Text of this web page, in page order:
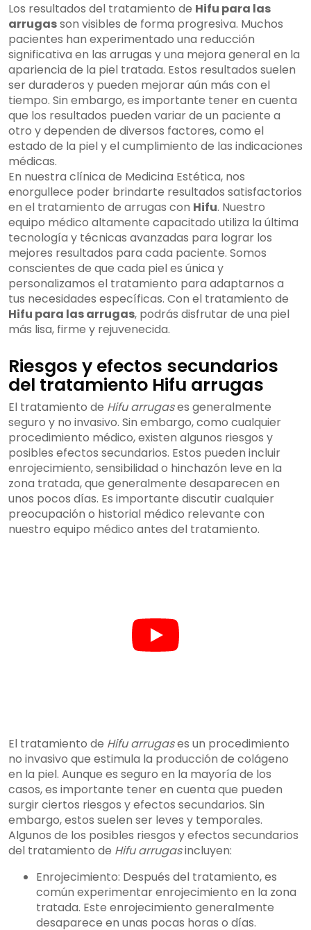
Los resultados del tratamiento de Hifu para las
arrugasson visibles de forma progresiva. Muchos
pacientes han experimentado una reducción
significativa en las arrugas y una mejora general en la
apariencia de la piel tratada. Estos resultados suelen
ser duraderos y pueden mejorar aún más con el
tiempo. Sin embargo, es importante tener en cuenta
que los resultados pueden variar de un paciente a
otro y dependen de diversos factores, como el
estado de la piel y el cumplimiento de las indicaciones
médicas.
En nuestra clínica de Medicina Estética, nos
enorgullece poder brindarte resultados satisfactorios
en el tratamiento de arrugas con Hifu. Nuestro
equipo médico altamente capacitado utiliza la última
tecnología y técnicas avanzadas para lograr los
mejores resultados para cada paciente. Somos
conscientes de que cada piel es única y
personalizamos el tratamiento para adaptarnos a
tus necesidades específicas. Con el tratamiento de
Hifu para las arrugas, podrás disfrutar de una piel
más lisa, firme y rejuvenecida.
Riesgos y efectos secundarios
del tratamiento Hifu arrugas
El tratamiento de Hifu arrugases generalmente
seguro y no invasivo. Sin embargo, como cualquier
procedimiento médico, existen algunos riesgos y
posibles efectos secundarios. Estos pueden incluir
enrojecimiento, sensibilidad o hinchazón leve en la
zona tratada, que generalmente desaparecen en
unos pocos días. Es importante discutir cualquier
preocupación o historial médico relevante con
nuestro equipo médico antes del tratamiento.
El tratamiento de Hifu arrugases un procedimiento
no invasivo que estimula la producción de colágeno
en la piel. Aunque es seguro en la mayoría de los
casos, es importante tener en cuenta que pueden
surgir ciertos riesgos y efectos secundarios. Sin
embargo, estos suelen ser leves y temporales.
Algunos de los posibles riesgos y efectos secundarios
del tratamiento de Hifu arrugasincluyen:
Enrojecimiento: Después del tratamiento, es
común experimentar enrojecimiento en la zona
tratada. Este enrojecimiento generalmente
desaparece en unas pocas horas o días.